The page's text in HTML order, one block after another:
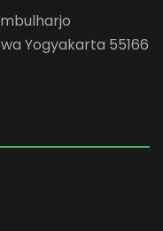
Yogyakarta 55166